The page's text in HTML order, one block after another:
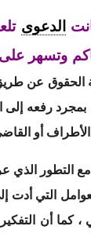
الدعوى
وتسهر
الحقوق عن طريق
بمجرد رفعه إلى
أو
التطور الذي
التي
، كما أن